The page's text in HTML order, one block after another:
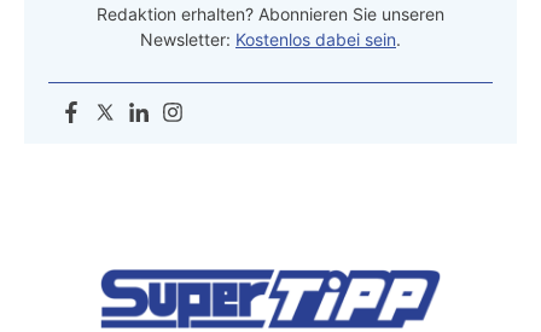
Redaktion erhalten? Abonnieren Sie unseren
Newsletter: Kostenlos dabei sein.